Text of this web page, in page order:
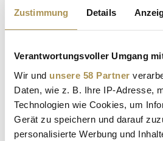
Zustimmung Details
Verantwortungsvoller Umgang
Wir und unsere 58 Partner
Daten, wie z. B. Ihre IP-Adresse,
Technologien wie Cookies, um
Gerät zu speichern und darauf
personalisierte Werbung und